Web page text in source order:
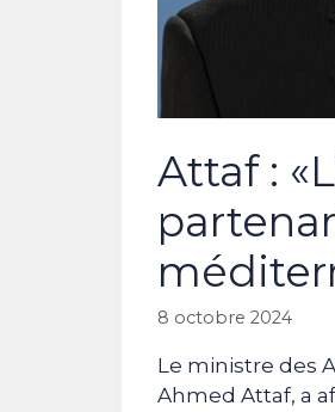
Attaf :
8 octobre 2024
Le ministre des
Ahmed Attaf, a